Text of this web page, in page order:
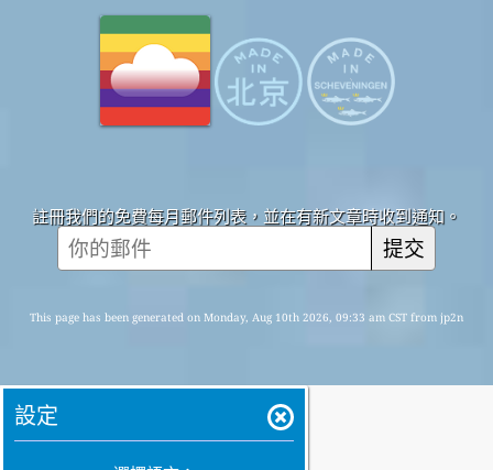
註冊我們的免費每月郵件列表，並在有新文章時收到通知。
提交
This page has been generated on Monday, Aug 10th 2026, 09:33 am CST from jp2n
設定